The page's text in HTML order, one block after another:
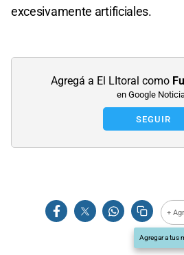
excesivamente artificiales.
Agregá a El LItoral como
en Google
SEGUIR
+
Agregar a tus